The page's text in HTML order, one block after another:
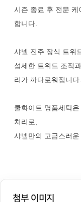
시즌 종료 후 전문 케
합니다.
샤넬 진주 장식 트위
섬세한 트위드 조직
리가 까다로워집니다.
쿨화이트 명품세탁
처리로,
샤넬만의 고급스러
첨부 이미지